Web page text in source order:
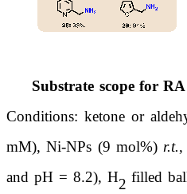
Substrate scope for
Conditions: ketone or
mM),Ni-NPs (9 mol%) r.t.,
and pH = 8.2), H2 filled